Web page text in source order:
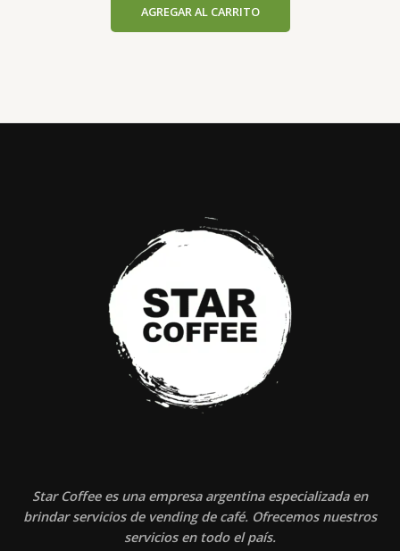
AGREGAR AL CARRITO
Star Coffee es una empresa argentina especializada en
brindar servicios de vending de café. Ofrecemos nuestros
servicios en todo el país.